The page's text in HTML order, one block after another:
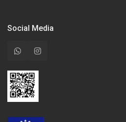
Social Media